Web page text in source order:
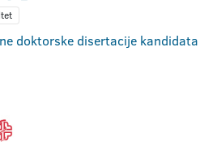
doktorske disertacije kandidata